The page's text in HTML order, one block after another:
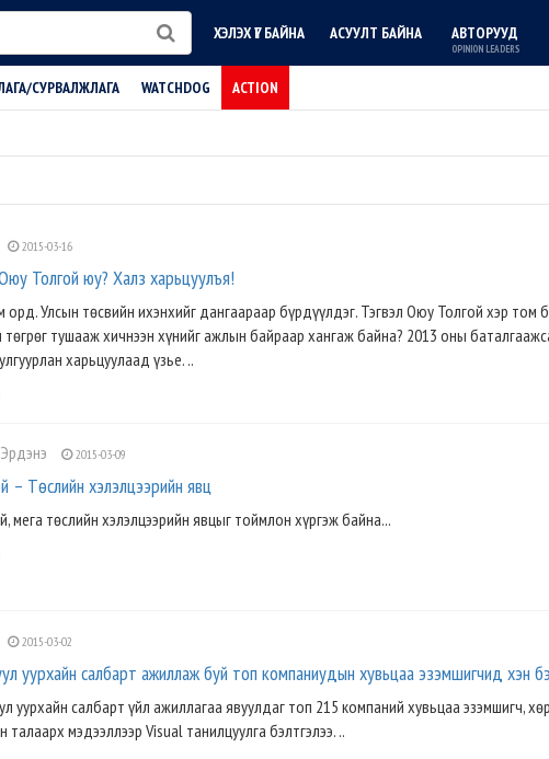
ХЭЛЭХ ҮГ БАЙНА АСУУЛТ БАЙНА АВТОРУУД
OPINION LEADERS
СУРВАЛЖЛАГА WATCHDOG ACTION
2015-03-16
Оюу Толгой юу? Халз харьцуулъя!
орд. Улсын төсвийн ихэнхийг дангаараар бүрдүүлдэг. Тэгвэл Оюу Толгой хэр том
төгрөг тушааж хичнээн хүнийг ажлын байраар хангаж байна? 2013 оны
харьцуулаад үзье. ..
2015-03-09
– Төслийн хэлэлцээрийн явц
мега төслийн хэлэлцээрийн явцыг тоймлон хүргэж байна...
2015-03-02
уурхайн салбарт ажиллаж буй топ компаниудын хувьцаа эзэмшигчид хэн
уурхайн салбарт үйл ажиллагаа явуулдаг топ 215 компаний хувьцаа эзэмшигч,
талаарх мэдээллээр Visual танилцуулга бэлтгэлээ. ..